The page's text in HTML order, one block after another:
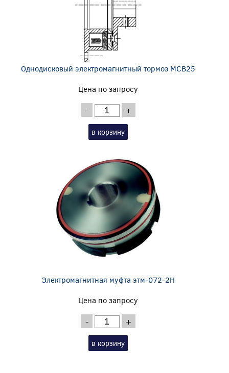
Однодисковый электромагнитный тормоз MCB25
Цена по запросу
- +
в корзину
Электромагнитная муфта этм-072-2Н
Цена по запросу
- +
в корзину